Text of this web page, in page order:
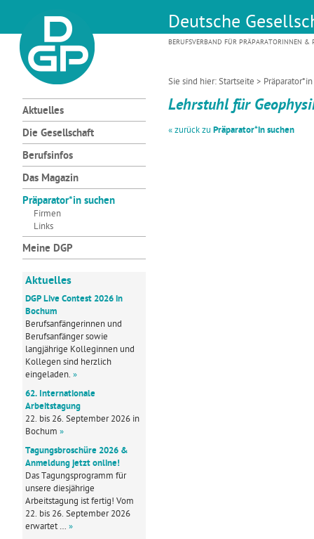
Deutsche
BERUFSVERBAND FÜR PRÄPARATORINNEN &
Sie sind hier:Startseite >
Aktuelles
Die Gesellschaft
Berufsinfos
Das Magazin
Präparator*in suchen
Firmen
Links
Meine DGP
Aktuelles
DGP Live Contest 2026 in
Bochum
Berufsanfängerinnen und
Berufsanfänger sowie
langjährige Kolleginnen und
Kollegen sind herzlich
eingeladen. »
62. Internationale
Arbeitstagung
22. bis 26. September 2026 in
Bochum »
Tagungsbroschüre 2026 &
Anmeldung jetzt online!
Das Tagungsprogramm für
unsere diesjährige
Arbeitstagung ist fertig! Vom
22. bis 26. September 2026
erwartet … »
Lehrstuhl für
« zurück zu Präparator*in suchen